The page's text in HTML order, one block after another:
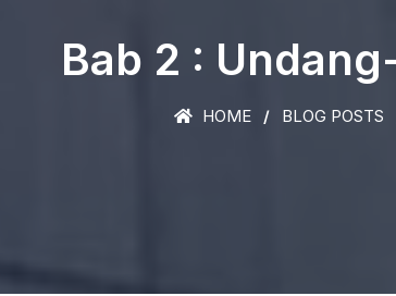
Bab 2 :
HOME BLOG POSTS